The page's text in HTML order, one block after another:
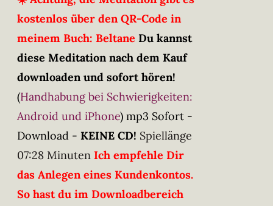
kostenlos über den QR-Code in
meinem Buch: Beltane Du kannst
diese Meditation nach dem Kauf
downloaden und sofort hören!
(Handhabung bei Schwierigkeiten:
Android und iPhone) mp3 Sofort -
Download - KEINE CD! Spiellänge
07:28 Minuten Ich empfehle Dir
das Anlegen eines Kundenkontos.
So hast du im Downloadbereich